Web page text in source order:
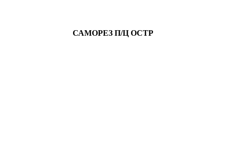
САМОРЕЗ П/Ц ОСТР